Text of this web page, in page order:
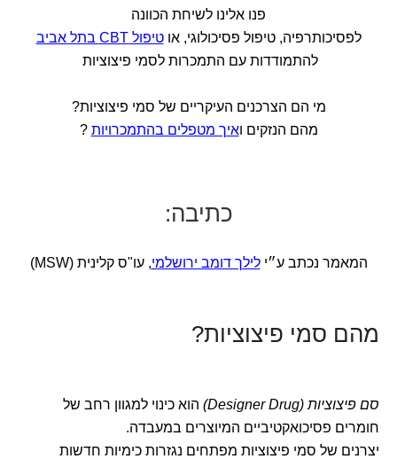
פנו אלינו לשיחת הכוונה
לפסיכותרפיה, טיפול פסיכולוגי, אוטיפול CBT בתל אביב
להתמודדות עם התמכרות לסמי פיצוציות
מי הם הצרכנים העיקריים של סמי פיצוציות?
מהם הנזקים ואיך מטפלים בהתמכרויות ?
כתיבה:
המאמר נכתב ע״ילילך דומב ירושלמי, עו"ס קלינית (MSW)
מהם סמי פיצוציות?
סם פיצוציות (Designer Drug)
הוא כינוי למגוון רחב של
חומרים פסיכואקטיביים המיוצרים במעבדה.
יצרנים של סמי פיצוציות מפתחים נגזרות כימיות חדשות